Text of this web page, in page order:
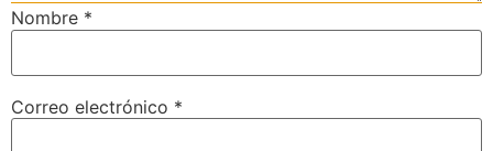
Nombre *
Correo electrónico *